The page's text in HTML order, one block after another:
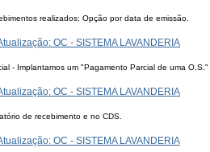
realizados: Opção por data de emissão.
OC - SISTEMA LAVANDERIA
- Implantamos um "Pagamento Parcial de uma
OC - SISTEMA LAVANDERIA
de recebimento e no CDS.
OC - SISTEMA LAVANDERIA